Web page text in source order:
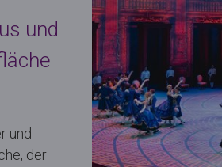
und
und
der